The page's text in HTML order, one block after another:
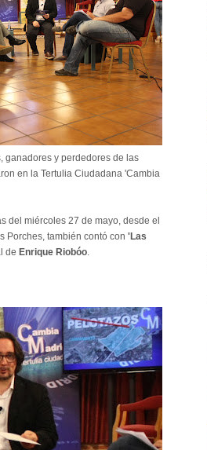
ganadores y perdedores de las
en la Tertulia Ciudadana 'Cambia
del miércoles 27 de mayo, desde el
Porches, también contó con 'Las
de Enrique Riobóo.